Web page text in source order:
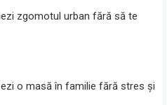
zgomotul urban fără să te
o masă în familie fără stres și